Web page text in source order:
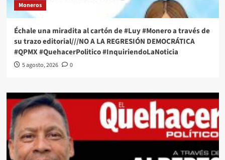
Moneros
Échale una miradita al cartón de #Luy #Monero a través de
su trazo editorial///NO A LA REGRESIÓN DEMOCRÁTICA
#QPMX #QuehacerPolitico #InquiriendoLaNoticia
5 agosto, 2026 0